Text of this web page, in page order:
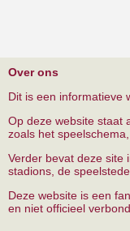
Over ons
Dit is een informatieve
Op deze website staat
zoals het
Verder bevat deze site
stadions, de
Deze website is een
en niet officieel